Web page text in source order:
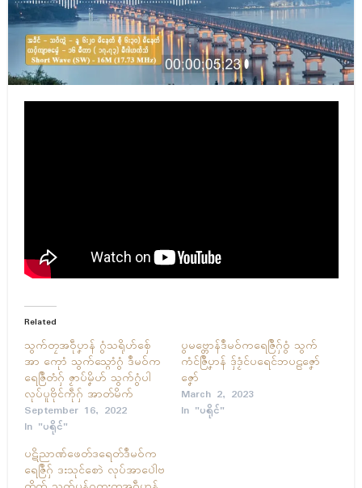
Related
သွက်တၠအဝဵုပၞာန် ဂွံသရိုဟ်စှ်ေ
အာ ကေုာံ သွက်သ္ဂောံဂွံ ဒဳမဝ်က
ရေဇြဳတံဂှ် ဇၟာပ်မၞိဟ် သွက်ဂွံပါ
လုပ်ပူဗိုၚ်ကဵုဂှ် အာတ်မိက်
September 16, 2022
In "ပရိုၚ်"
ပွမဗ္တောန်ဒဳမဝ်ကရေဇြဳဂှ်ဝွံ သွက်
ကံၚ်ဇြဳပၞာန် ဒှ်ဒၟံၚ်ပရေၚ်ဘပဠဇၞော်
ဇၞော်
March 2, 2023
In "ပရိုၚ်"
ပဋိညာဏ်ဖေတ်ဒရေတ်ဒဳမဝ်က
ရေဇြဳဂှ် ဒးသုၚ်စောဲ လုပ်အာပေါဲဗ